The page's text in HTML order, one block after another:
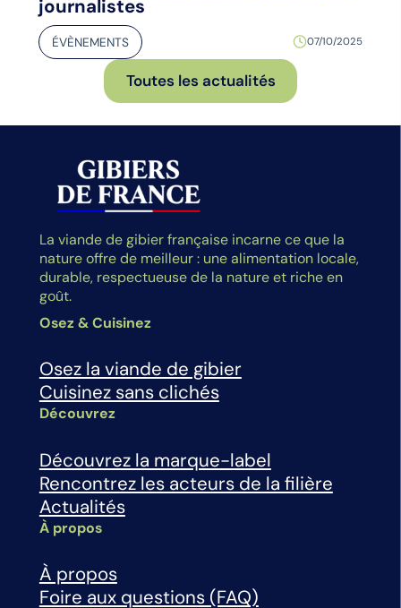
journalistes
ÉVÈNEMENTS 07/10/2025
Toutes les actualités
La viande de gibier française incarne ce que la
nature offre de meilleur : une alimentation locale,
durable, respectueuse de la nature et riche en
goût.
Osez & Cuisinez
Osez la viande de gibier
Cuisinez sans clichés
Découvrez
Découvrez la marque-label
Rencontrez les acteurs de la filière
Actualités
À propos
À propos
Foire aux questions (FAQ)